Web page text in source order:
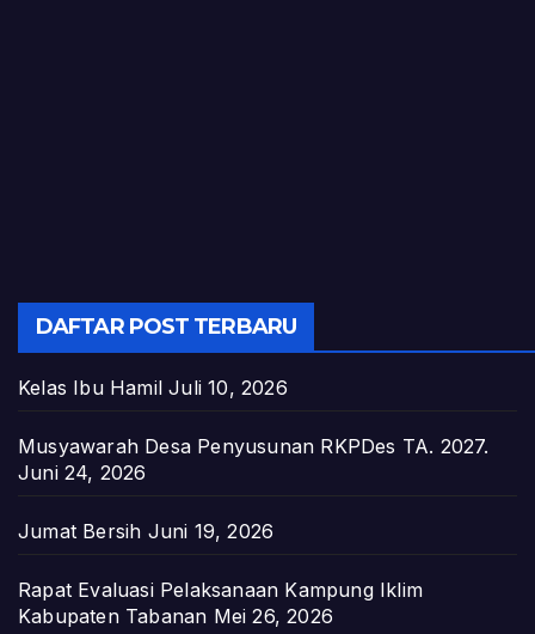
DAFTAR POST TERBARU
Kelas Ibu Hamil Juli 10, 2026
Musyawarah Desa Penyusunan RKPDes TA. 2027.
Juni 24, 2026
Jumat Bersih Juni 19, 2026
Rapat Evaluasi Pelaksanaan Kampung Iklim
Kabupaten Tabanan Mei 26, 2026